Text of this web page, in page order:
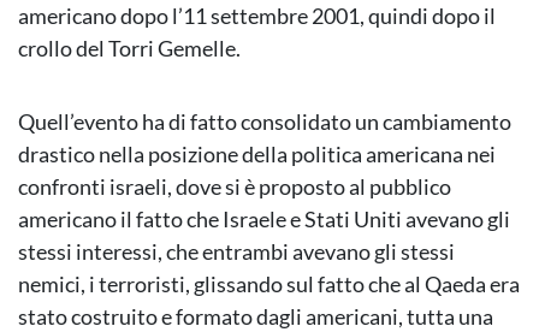
americano dopo l’11 settembre 2001, quindi dopo il
crollo del Torri Gemelle.
Quell’evento ha di fatto consolidato un cambiamento
drastico nella posizione della politica americana nei
confronti israeli, dove si è proposto al pubblico
americano il fatto che Israele e Stati Uniti avevano gli
stessi interessi, che entrambi avevano gli stessi
nemici, i terroristi, glissando sul fatto che al Qaeda era
stato costruito e formato dagli americani, tutta una